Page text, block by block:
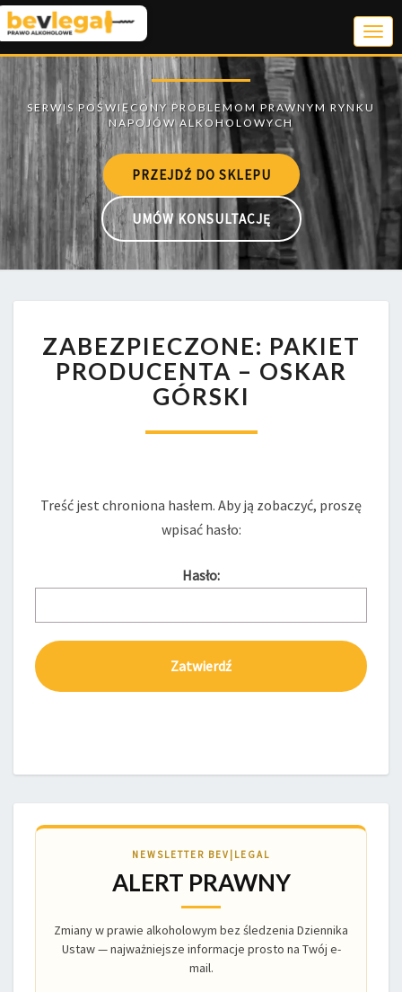
PRZEJDŹ DO SKLEPU
UMÓW KONSULTACJĘ
PAKIET
PRODUCENTA
–
OSKAR
ZABEZPIECZONE: PAKIET
PRODUCENTA – OSKAR
GÓRSKI
Treść jest chroniona hasłem. Aby ją zobaczyć, proszę
wpisać hasło:
Hasło:
NEWSLETTER BEV|LEGAL
ALERT PRAWNY
Zmiany w prawie alkoholowym bez śledzenia Dziennika
Ustaw — najważniejsze informacje prosto na Twój e-
mail.